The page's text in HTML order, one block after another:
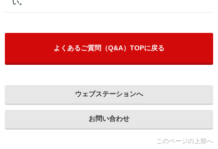
い。
よくあるご質問（Q&A）TOPに戻る
ウェブステーションへ
お問い合わせ
このページの上部へ